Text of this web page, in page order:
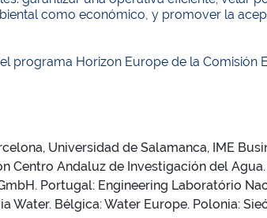
como económico, y promover la
programa Horizon Europe de la Comisión
Universidad de Salamanca, IME
Centro Andaluz de Investigación del
Portugal: Engineering Laboratório
Water. Bélgica: Water Europe. Polonia: